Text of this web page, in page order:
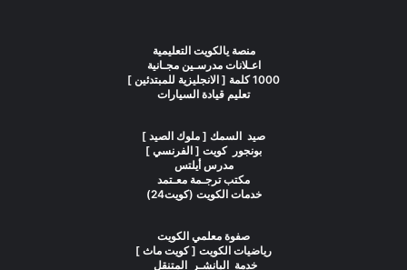
منصة يالكويت التعليمية
اعـلانات مدرسـين مجـانية
1000 كلمة [ الانجليزية للمبتدئين ]
تعليم قيادة السيارات
صيد السمك [ ملوك الصيد ]
بونجور كويت [ الفرنسي ]
مدرس أيلتس
مكتب ترجـمة معـتمد
خدمات الكويت (كويت24)
صفوة معلمي الكويت
رياضيات الكويت [ كويت ماث ]
خدمة البانشـر المتنقل